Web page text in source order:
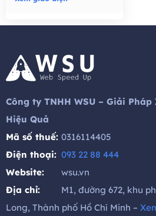
thực phẩm hữu cơ, nước ép
Công ty TNHH WSU – Giải
Hiệu Quả
Mã số thuế: 0316114405
Điện thoại: 093 22 88 444
Website:
wsu.vn
Địa chỉ:
M1, đường 672, khu
Long, Thành phố Hồ Chí Minh –